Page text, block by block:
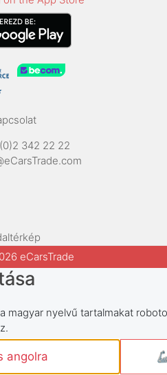
342 22 22
eCarsTrade
magyar nyelvű tartalmakat
angolra